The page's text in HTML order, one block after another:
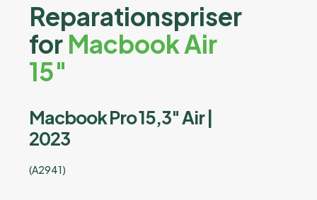
Reparationspriser
for Macbook Air
15"
Macbook Pro 15,3" Air |
2023
(A2941)